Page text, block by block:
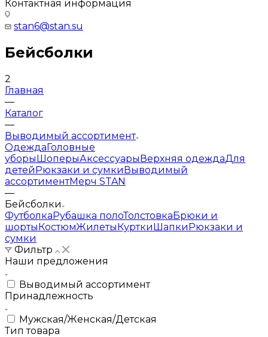
Контактная информация
stan6@stan.su
Бейсболки
2
Главная
—
Каталог
—
Выводимый ассортимент
ОдеждаГоловные
уборыШоперыАксессуарыВерхняя одеждаДля
детейРюкзаки и сумкиВыводимый
ассортиментМерч STAN
—
Бейсболки
ФутболкаРубашка полоТолстовкаБрюки и
шортыКостюмЖилетыКурткиШапкиРюкзаки и
сумки
Фильтр
Наши предложения
Выводимый ассортимент
Принадлежность
Мужская/Женская/Детская
Тип товара